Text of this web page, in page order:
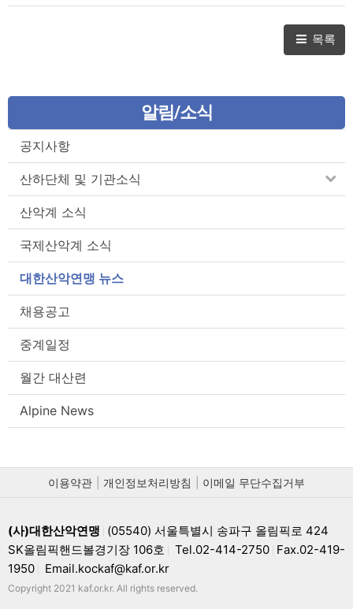
세계선수권대회 D-30 맞아 프레스컨퍼런스(미디
목록
알림/소식
공지사항
산하단체 및 기관소식
산악계 소식
국제산악계 소식
대한산악연맹 뉴스
채용공고
중계일정
월간 대산련
Alpine News
이용약관 개인정보처리방침 이메일 무단수집거부
(사)대한산악연맹 (05540) 서울특별시 송파구 올림픽로 424
SK올림픽핸드볼경기장 106호
Tel.02-414-2750 Fax.02-419-
1950
Email.kockaf@kaf.or.kr
Copyright 2021 kaf.or.kr. All rights reserved.